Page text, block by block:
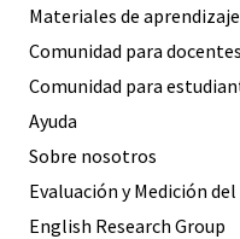
Materiales de
Comunidad para docentes
Comunidad para
Ayuda
Sobre nosotros
Evaluación y Medición
English Research Group